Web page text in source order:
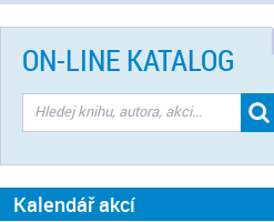
ON-LINE KATALOG
Kalendář akcí